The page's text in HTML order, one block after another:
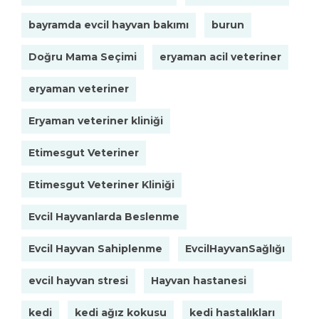
bayramda evcil hayvan bakımı burun
Doğru Mama Seçimi eryaman acil veteriner
eryaman veteriner
Eryaman veteriner kliniği
Etimesgut Veteriner
Etimesgut Veteriner Kliniği
Evcil Hayvanlarda Beslenme
Evcil Hayvan Sahiplenme EvcilHayvanSağlığı
evcil hayvan stresi Hayvan hastanesi
kedi kedi ağız kokusu kedi hastalıkları